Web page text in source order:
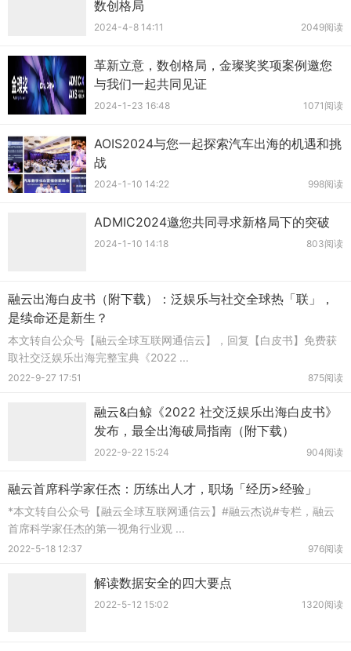
数创格局
2024-4-8 14:11 2049阅读
革新立意，数创格局，金璨奖奖项案例邀您
与我们一起共同见证
2024-1-23 16:48 1071阅读
AOIS2024与您一起探索汽车出海的机遇和挑
战
2024-1-10 14:22 998阅读
ADMIC2024邀您共同寻求新格局下的突破
2024-1-10 14:18 803阅读
融云出海白皮书（附下载）：泛娱乐与社交全球热「联」，
是续命还是新生？
本文转自公众号【融云全球互联网通信云】，回复【白皮书】免费获
取社交泛娱乐出海完整宝典《2022 ...
2022-9-27 17:51 875阅读
融云&白鲸《2022 社交泛娱乐出海白皮书》
发布，最全出海破局指南（附下载）
2022-9-22 15:24 904阅读
融云首席科学家任杰：历练出人才，职场「经历>经验」
*本文转自公众号【融云全球互联网通信云】#融云杰说#专栏，融云
首席科学家任杰的第一视角行业观 ...
2022-5-18 12:37 976阅读
解读数据安全的四大要点
2022-5-12 15:02 1320阅读